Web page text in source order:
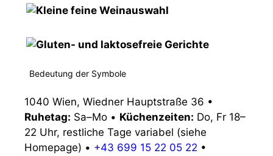
Bedeutung der Symbole
1040 Wien, Wiedner Hauptstraße 36 •
Ruhetag: Sa–Mo • Küchenzeiten: Do, Fr 18–
22 Uhr, restliche Tage variabel (siehe
Homepage) • +43 699 15 22 05 22 •